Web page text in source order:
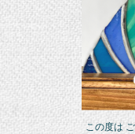
この度は